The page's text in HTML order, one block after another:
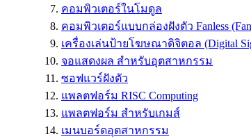
คอมพิวเตอร์ในโมดูล
คอมพิวเตอร์แบบกล่องฝังตัว Fanless
เครื่องเล่นป้ายโฆษณาดิจิตอล (Digital
จอแสดงผล สำหรับอุตสาหกรรม
ซอฟแวร์ฝังตัว
แพลตฟอร์ม RISC Computing
แพลตฟอร์ม สำหรับเกมส์
เมนบอร์ดอุตสาหกรรม